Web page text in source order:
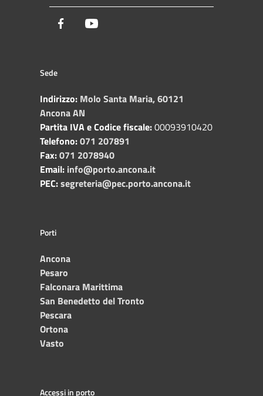
Facebook
Sede
Indirizzo: Molo Santa Maria, 60121
Ancona AN
Partita IVA e Codice fiscale:00093910420
Telefono:071 207891
Fax:071 2078940
Email: info@porto.ancona.it
PEC:segreteria@pec.porto.ancona.it
Porti
Ancona
Pesaro
Falconara Marittima
San Benedetto del Tronto
Pescara
Ortona
Vasto
Accessi in porto